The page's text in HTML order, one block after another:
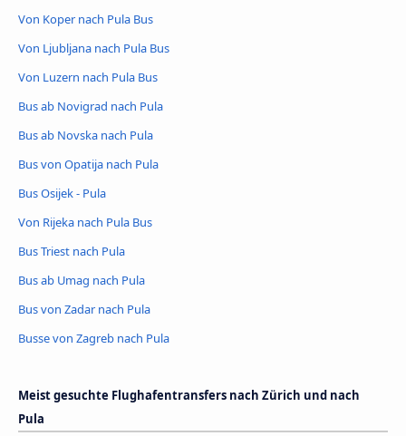
Von Koper nach Pula Bus
Von Ljubljana nach Pula Bus
Von Luzern nach Pula Bus
Bus ab Novigrad nach Pula
Bus ab Novska nach Pula
Bus von Opatija nach Pula
Bus Osijek - Pula
Von Rijeka nach Pula Bus
Bus Triest nach Pula
Bus ab Umag nach Pula
Bus von Zadar nach Pula
Busse von Zagreb nach Pula
Meist gesuchte Flughafentransfers nach Zürich und nach
Pula